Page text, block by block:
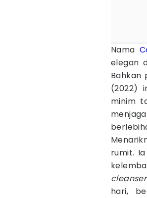
Nama
elegan
Bahkan
(2022)
minim
rumit.
cleanser
hari,